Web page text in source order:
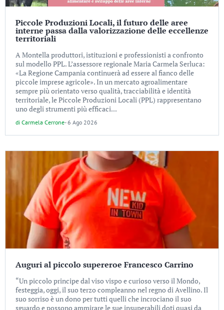
Piccole Produzioni Locali, il futuro delle aree
interne passa dalla valorizzazione delle eccellenze
territoriali
A Montella produttori, istituzioni e professionisti a confronto
sul modello PPL. L’assessore regionale Maria Carmela Serluca:
«La Regione Campania continuerà ad essere al fianco delle
piccole imprese agricole». In un mercato agroalimentare
sempre più orientato verso qualità, tracciabilità e identità
territoriale, le Piccole Produzioni Locali (PPL) rappresentano
uno degli strumenti più efficaci...
di Carmela Cerrone-6 Ago 2026
Auguri al piccolo supereroe Francesco Carrino
“Un piccolo principe dal viso vispo e curioso verso il Mondo,
festeggia, oggi, il suo terzo compleanno nel regno di Avellino. Il
suo sorriso è un dono per tutti quelli che incrociano il suo
sguardo e possono ammirare le sue insuperabili doti quasi da